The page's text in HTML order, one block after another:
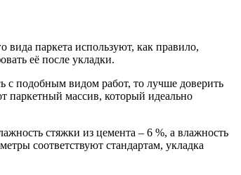
вида паркета используют, как правило,
её после укладки.
с подобным видом работ, то лучше доверить
паркетный массив, который идеально
стяжки из цемента – 6 %, а влажность
соответствуют стандартам, укладка